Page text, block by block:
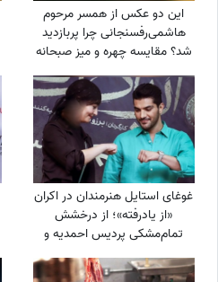
این دو عکس از همسر مرحوم
هاشمی‌رفسنجانی چرا پربازدید
شد؟ مقایسه چهره و میز صبحانه
غوغای استایل هنرمندان در اکران
«از یادرفته»؛ از درخشش
تمام‌مشکی پردیس احمدیه و
آزیتا حاجیان تا تیپ اسپورت
سینا مهراد و مجید مظفری